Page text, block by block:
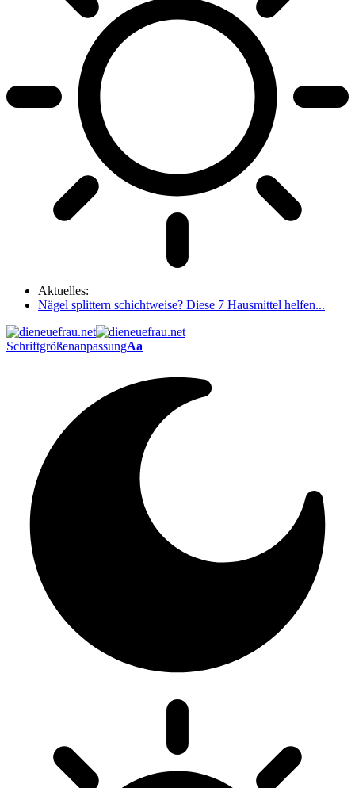
Aktuelles:
Nägel splittern schichtweise? Diese 7 Hausmittel helfen...
SchriftgrößenanpassungAa